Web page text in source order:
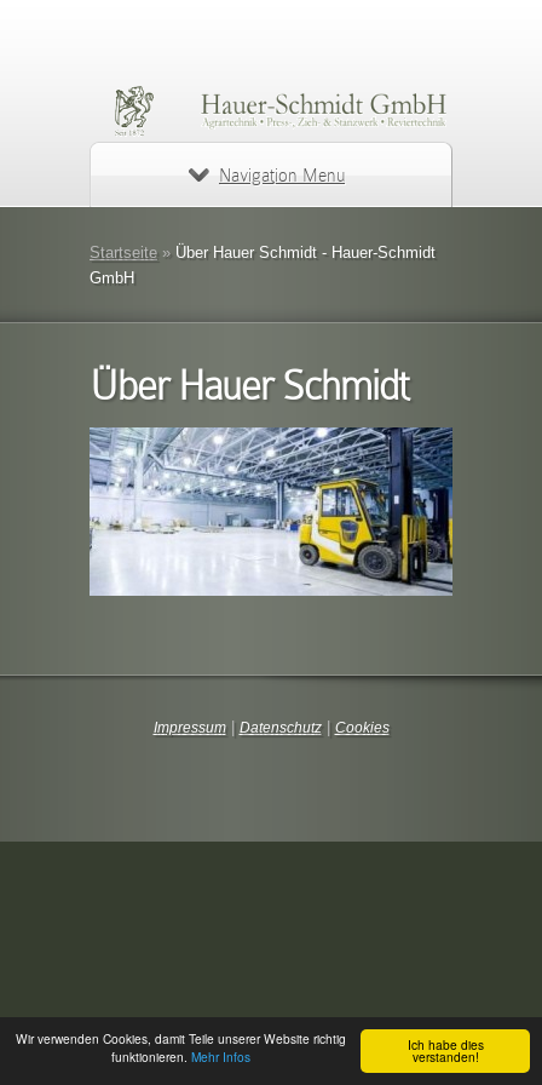
Ich habe dies
verstanden!
Wir verwenden Cookies, damit Teile unserer Website richtig
funktionieren. Mehr Infos
Navigation Menu
Startseite » Über Hauer Schmidt - Hauer-Schmidt
GmbH
Über Hauer Schmidt
Impressum| Datenschutz| Cookies